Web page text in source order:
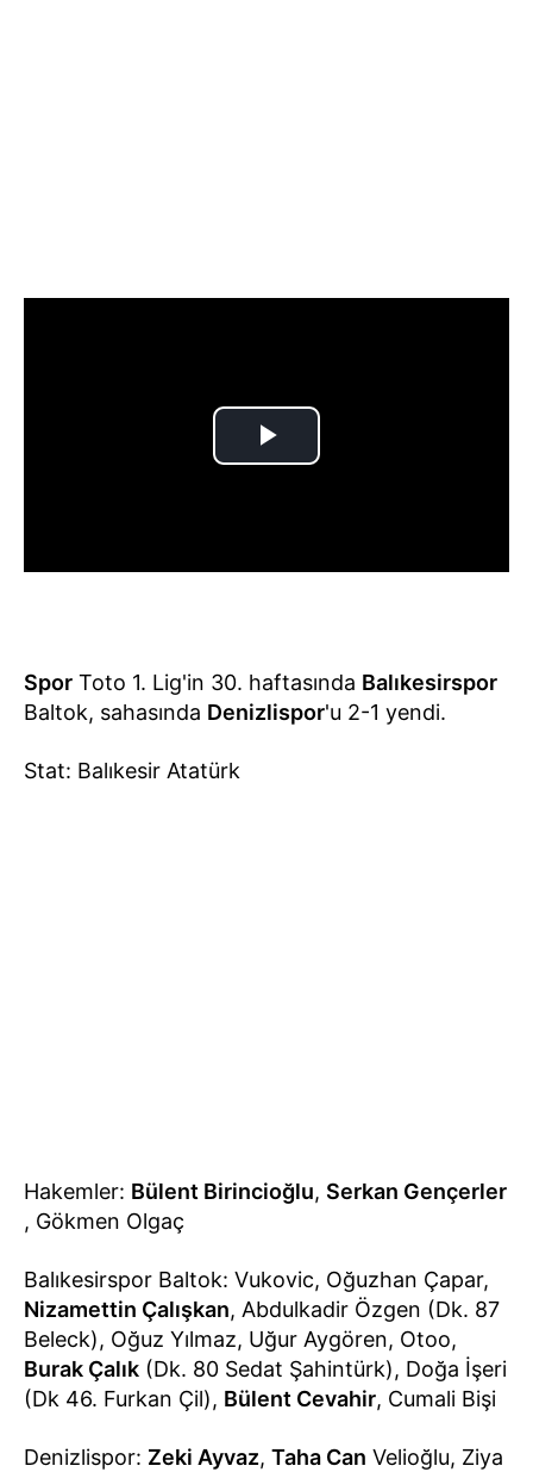
Spor Toto 1. Lig'in 30. haftasında Balıkesirspor
Baltok, sahasında Denizlispor'u 2-1 yendi.
Stat: Balıkesir Atatürk
Hakemler: Bülent Birincioğlu, Serkan Gençerler
, Gökmen Olgaç
Balıkesirspor Baltok: Vukovic, Oğuzhan Çapar,
Nizamettin Çalışkan, Abdulkadir Özgen (Dk. 87
Beleck), Oğuz Yılmaz, Uğur Aygören, Otoo,
Burak Çalık (Dk. 80 Sedat Şahintürk), Doğa İşeri
(Dk 46. Furkan Çil), Bülent Cevahir, Cumali Bişi
Denizlispor: Zeki Ayvaz, Taha Can Velioğlu, Ziya